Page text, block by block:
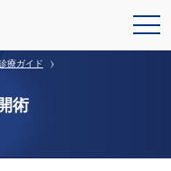
療ガイド
術